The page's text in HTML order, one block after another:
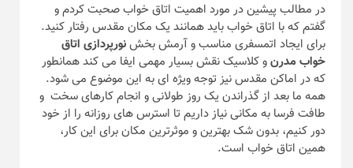
در مطالب پیشین در مورد اهمیت اتاق خواب صحبت کردم و
گفتم که با اتاق خواب باید همانند یک مکان مقدس رفتار کنید.
برای ایجاد اتمسفری مناسب و آرمش بخشنورپردازی اتاق
خواب مدرنو کلاسیک نقش بسیار مهمی ایفا می کند همانطور
که در اماکن مقدس نیز توجه ویژه ای به این موضوع می شود.
همه ما بعد از گذراندن یک روز طولانی و انجام کارهای سخت و
طافت فرسا به مکانی نیاز داریم تا استرس های روزانه را از خود
دور کنیم، بدون شک بهترین و موثرترین مکان برای این کار،
همین اتاق خواب است.